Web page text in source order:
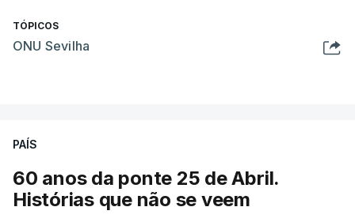
TÓPICOS
ONU Sevilha
PAÍS
60 anos da ponte 25 de Abril.
Histórias que não se veem